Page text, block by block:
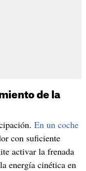
de la
En un coche
con suficiente
activar la frenada
energía cinética en